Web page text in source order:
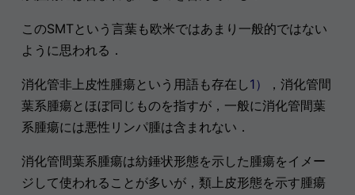
このSMTという言葉も欧米ではあまり一般的ではない
ように思われる．
消化管非上皮性腫瘍という用語も存在し1）
，消化管間
葉系腫瘍とほぼ同じものを指すが，一般に消化管間葉
系腫瘍には悪性リンパ腫は含まれない．
消化管間葉系腫瘍は紡錘状形態を示した腫瘍をイメー
ジして使われることが多いが，類上皮形態を示す腫瘍